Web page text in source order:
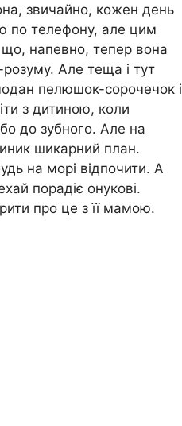
звичайно, кожен день
по телефону, але цим
напевно, тепер вона
Але теща і тут
пелюшок-сорочечок і
з дитиною, коли
до зубного. Але на
шикарний план.
на морі відпочити. А
порадіє онукові.
про це з її мамою.